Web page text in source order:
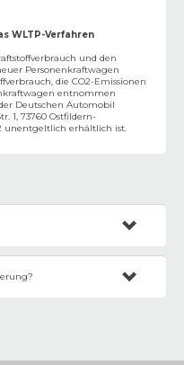
WLTP-Verfahren
und den
Personenkraftwagen
die CO2-Emissionen
entnommen
Deutschen Automobil
1, 73760 Ostfildern-
unentgeltlich erhältlich ist.